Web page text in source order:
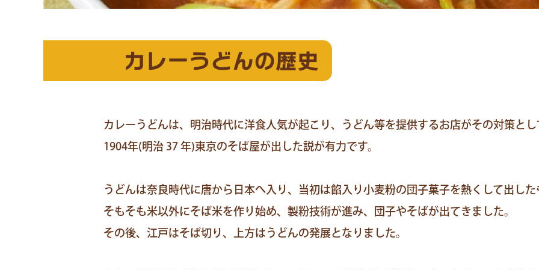
カレーうどんの歴史
カレーうどんは、明治時代に洋食人気が起こり、うどん等を提供するお店がその対策とし
1904年(明治 37 年)東京のそば屋が出した説が有力です。
うどんは奈良時代に唐から日本へ入り、当初は餡入り小麦粉の団子菓子を熱くして出し
そもそも米以外にそば米を作り始め、製粉技術が進み、団子やそばが出てきました。
その後、江戸はそば切り、上方はうどんの発展となりました。